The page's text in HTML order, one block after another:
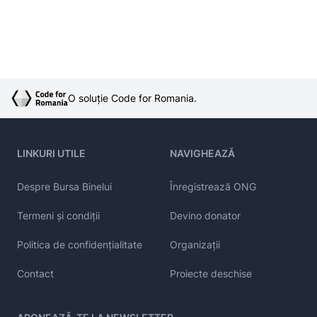
O soluție Code for Romania.
LINKURI UTILE
Despre Bursa Binelui
Termeni și condiții
Politica de confidențialitate
Contact
NAVIGHEAZĂ
Înregistrează ONG
Devino donator
Organizații
Proiecte deschise